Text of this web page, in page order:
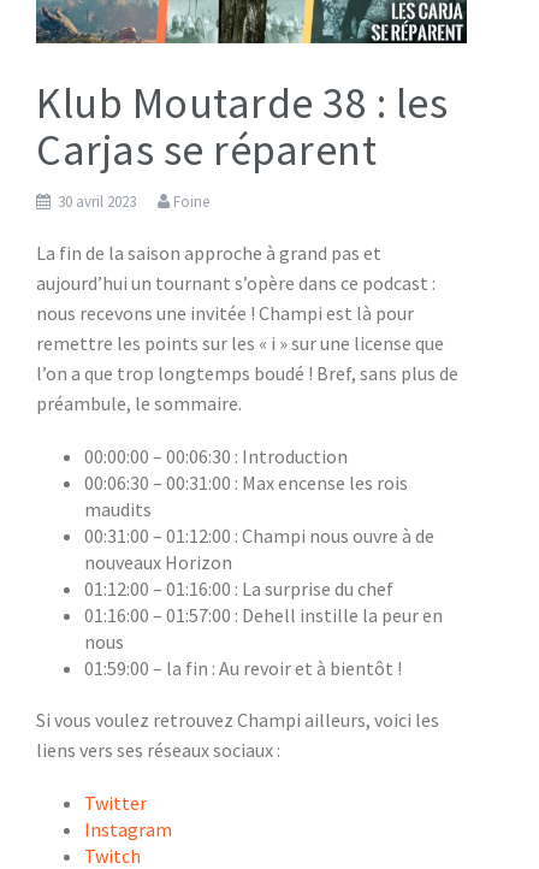
Klub Moutarde 38 : les
Carjas se réparent
30 avril 2023 Foine
La fin de la saison approche à grand pas et
aujourd’hui un tournant s’opère dans ce podcast :
nous recevons une invitée ! Champi est là pour
remettre les points sur les « i » sur une license que
l’on a que trop longtemps boudé ! Bref, sans plus de
préambule, le sommaire.
00:00:00 – 00:06:30 : Introduction
00:06:30 – 00:31:00 : Max encense les rois
maudits
00:31:00 – 01:12:00 : Champi nous ouvre à de
nouveaux Horizon
01:12:00 – 01:16:00 : La surprise du chef
01:16:00 – 01:57:00 : Dehell instille la peur en
nous
01:59:00 – la fin : Au revoir et à bientôt !
Si vous voulez retrouvez Champi ailleurs, voici les
liens vers ses réseaux sociaux :
Twitter
Instagram
Twitch